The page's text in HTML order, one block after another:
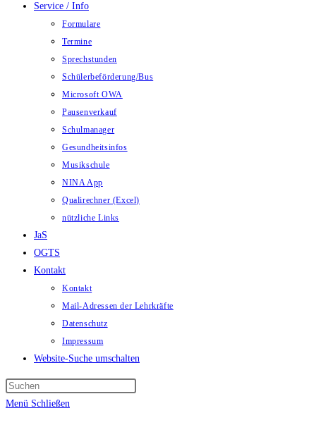
Service / Info
Formulare
Termine
Sprechstunden
Schülerbeförderung/Bus
Microsoft OWA
Pausenverkauf
Schulmanager
Gesundheitsinfos
Musikschule
NINA App
Qualirechner (Excel)
nützliche Links
JaS
OGTS
Kontakt
Kontakt
Mail-Adressen der Lehrkräfte
Datenschutz
Impressum
Website-Suche umschalten
Menü Schließen